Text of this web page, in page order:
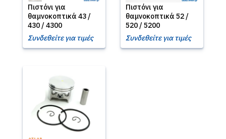
Πιστόνι για
θαμνοκοπτικά 43 /
430 / 4300
Συνδεθείτε για τιμές
Πιστόνι για
θαμνοκοπτικά 52 /
520 / 5200
Συνδεθείτε για τιμές